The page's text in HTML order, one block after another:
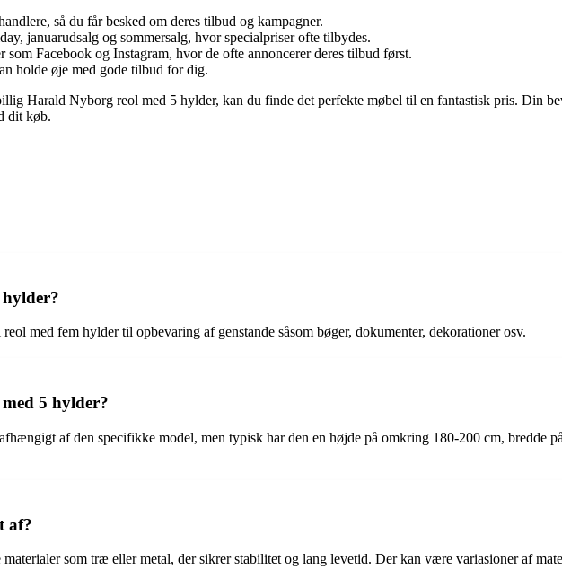
så du får besked om deres tilbud og kampagner.
januarudsalg og sommersalg, hvor specialpriser ofte tilbydes.
Facebook og Instagram, hvor de ofte annoncerer deres tilbud først.
holde øje med gode tilbud for dig.
Harald Nyborg reol med 5 hylder, kan du finde det perfekte møbel til en fantastisk pris. Din
dit køb.
med fem hylder til opbevaring af genstande såsom bøger, dokumenter, dekorationer osv.
5 hylder?
af den specifikke model, men typisk har den en højde på omkring 180-200 cm, bredde
af?
som træ eller metal, der sikrer stabilitet og lang levetid. Der kan være variasioner af